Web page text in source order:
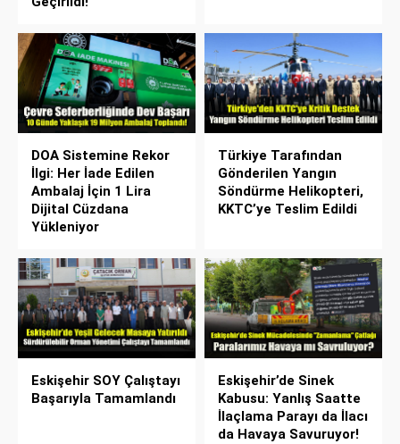
DOA Sistemine Rekor
İlgi: Her İade Edilen
Ambalaj İçin 1 Lira
Dijital Cüzdana
Yükleniyor
Türkiye Tarafından
Gönderilen Yangın
Söndürme Helikopteri,
KKTC’ye Teslim Edildi
Eskişehir SOY Çalıştayı
Başarıyla Tamamlandı
Eskişehir’de Sinek
Kabusu: Yanlış Saatte
İlaçlama Parayı da İlacı
da Havaya Savuruyor!